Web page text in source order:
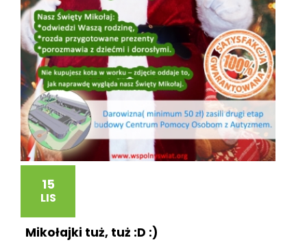
15
LIS
Mikołajki tuż, tuż :D :)